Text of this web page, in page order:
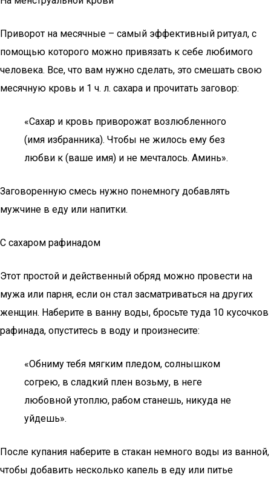
Приворот на месячные – самый эффективный ритуал, с
помощью которого можно привязать к себе любимого
человека. Все, что вам нужно сделать, это смешать свою
месячную кровь и 1 ч. л. сахара и прочитать заговор:
«Сахар и кровь приворожат возлюбленного
(имя избранника). Чтобы не жилось ему без
любви к (ваше имя) и не мечталось. Аминь».
Заговоренную смесь нужно понемногу добавлять
мужчине в еду или напитки.
С сахаром рафинадом
Этот простой и действенный обряд можно провести на
мужа или парня, если он стал засматриваться на других
женщин. Наберите в ванну воды, бросьте туда 10 кусочков
рафинада, опуститесь в воду и произнесите:
«Обниму тебя мягким пледом, солнышком
согрею, в сладкий плен возьму, в неге
любовной утоплю, рабом станешь, никуда не
уйдешь».
После купания наберите в стакан немного воды из ванной,
чтобы добавить несколько капель в еду или питье